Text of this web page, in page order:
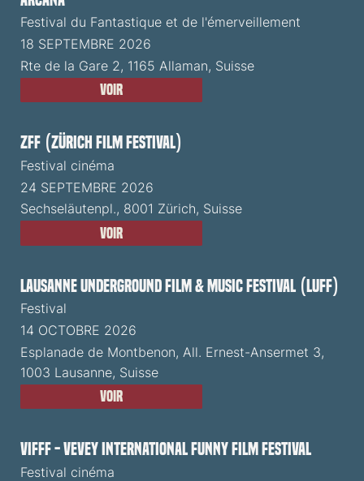
Festival du Fantastique et de l'émerveillement
18 SEPTEMBRE 2026
Rte de la Gare 2, 1165 Allaman, Suisse
Voir
ZFF (Zürich Film Festival)
Festival cinéma
24 SEPTEMBRE 2026
Sechseläutenpl., 8001 Zürich, Suisse
Voir
Lausanne Underground Film & Music Festival (LUFF)
Festival
14 OCTOBRE 2026
Esplanade de Montbenon, All. Ernest-Ansermet 3,
1003 Lausanne, Suisse
Voir
VIFFF - Vevey International Funny Film Festival
Festival cinéma